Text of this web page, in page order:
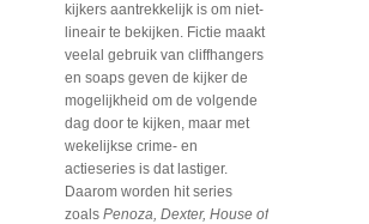
kijkers aantrekkelijk is om niet-
lineair te bekijken. Fictie maakt
veelal gebruik van cliffhangers
en soaps geven de kijker de
mogelijkheid om de volgende
dag door te kijken, maar met
wekelijkse crime- en
actieseries is dat lastiger.
Daarom worden hit series
zoals Penoza, Dexter, House of